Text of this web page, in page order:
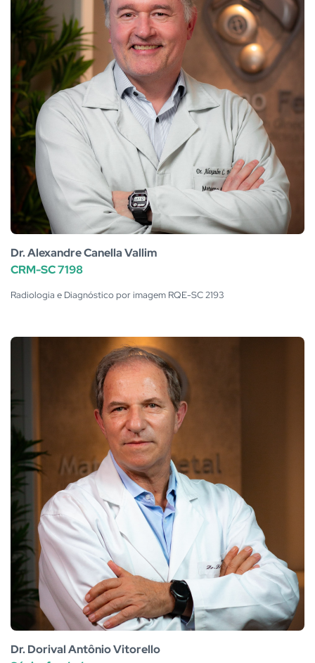
Dr. Alexandre Canella Vallim
CRM-SC 7198
Radiologia e Diagnóstico por imagem RQE-SC 2193
Dr. Dorival Antônio Vitorello